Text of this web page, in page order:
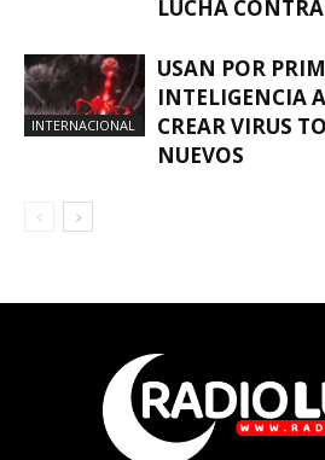
LUCHA
INTERNACIONAL
USAN POR
INTELIGENCIA
CREAR VIRUS
NUEVOS